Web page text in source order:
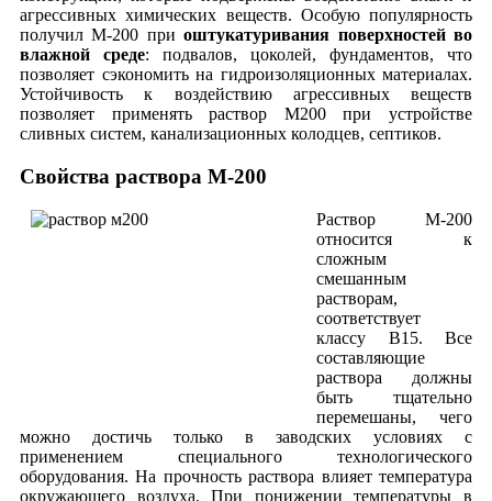
агрессивных химических веществ. Особую популярность
получил М-200 приоштукатуривания поверхностей во
влажной среде: подвалов, цоколей, фундаментов, что
позволяет сэкономить на гидроизоляционных материалах.
Устойчивость к воздействию агрессивных веществ
позволяет применять раствор М200 при устройстве
сливных систем, канализационных колодцев, септиков.
Свойства раствора М-200
Раствор М-200
относится к
сложным
смешанным
растворам,
соответствует
классу В15. Все
составляющие
раствора должны
быть тщательно
перемешаны, чего
можно достичь только в заводских условиях с
применением специального технологического
оборудования. На прочность раствора влияет температура
окружающего воздуха. При понижении температуры в